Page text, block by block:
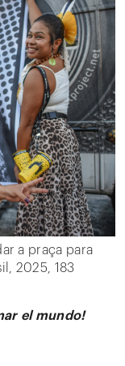
a praça para
2025, 183
el mundo!